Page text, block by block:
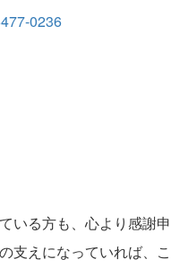
0236
いる方も、心より感謝申
支えになっていれば、こ